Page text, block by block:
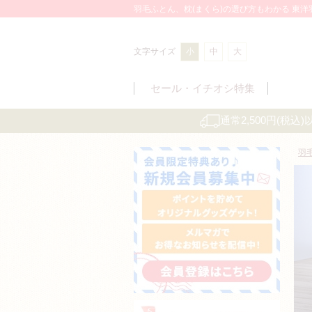
羽毛ふとん、枕(まくら)の選び方もわかる 東洋
文字サイズ 小 中 大
セール・ イチオシ特集
通常2,500円(税込)
羽